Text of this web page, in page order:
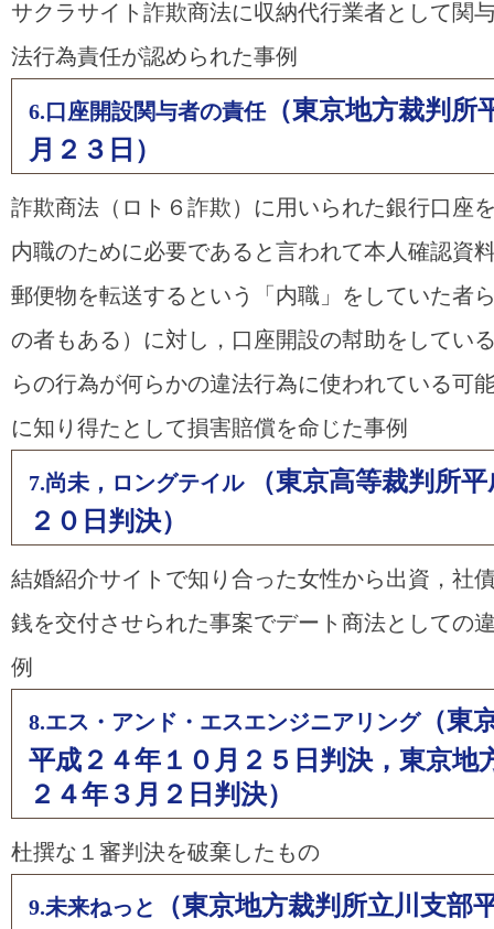
サクラサイト詐欺商法に収納代行業者として関
法行為責任が認められた事例
6.口座開設関与者の責任（東京地方裁判所
月２３日）
詐欺商法（ロト６詐欺）に用いられた銀行口座
内職のために必要であると言われて本人確認資
郵便物を転送するという「内職」をしていた者
の者もある）に対し，口座開設の幇助をしてい
らの行為が何らかの違法行為に使われている可
に知り得たとして損害賠償を命じた事例
7.尚未，ロングテイル
（東京高等裁判所
２０日判決）
結婚紹介サイトで知り合った女性から出資，社
銭を交付させられた事案でデート商法としての
例
8.エス・アンド・エスエンジニアリング（東
平成２４年１０月２５日判決，東京地
２４年３月２日判決）
杜撰な１審判決を破棄したもの
9.未来ねっと
（東京地方裁判所立川支部